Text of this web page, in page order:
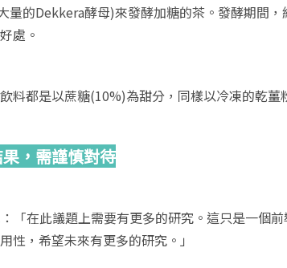
量的Dekkera酵母)來發酵加糖的茶。發酵期間
處。
料都是以蔗糖(10%)為甜分，同樣以冷凍的乾薑
，需謹慎對待
「在此議題上需要有更多的研究。這只是一個
性，希望未來有更多的研究。」